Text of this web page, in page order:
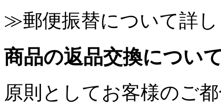
≫郵便振替について詳
商品の返品交換につい
原則としてお客様のご